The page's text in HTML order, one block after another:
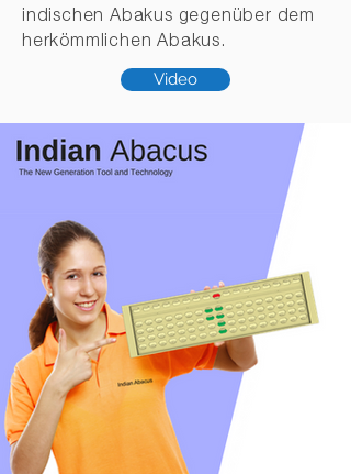
indischen Abakus gegenüber dem
herkömmlichen Abakus.
Video